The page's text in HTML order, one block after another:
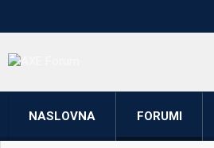
NASLOVNA FORUMI